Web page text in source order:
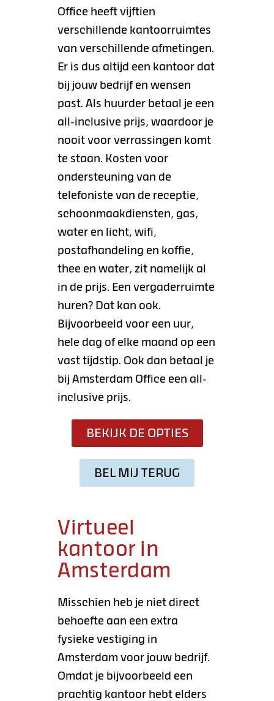
Office heeft vijftien
verschillende kantoorruimtes
van verschillende afmetingen.
Er is dus altijd een kantoor dat
bij jouw bedrijf en wensen
past. Als huurder betaal je een
all-inclusive prijs, waardoor je
nooit voor verrassingen komt
te staan. Kosten voor
ondersteuning van de
telefoniste van de receptie,
schoonmaakdiensten, gas,
water en licht, wifi,
postafhandeling en koffie,
thee en water, zit namelijk al
in de prijs. Een vergaderruimte
huren? Dat kan ook.
Bijvoorbeeld voor een uur,
hele dag of elke maand op een
vast tijdstip. Ook dan betaal je
bij Amsterdam Office een all-
inclusive prijs.
BEKIJK DE OPTIES
BEL MIJ TERUG
Virtueel
kantoor in
Amsterdam
Misschien heb je niet direct
behoefte aan een extra
fysieke vestiging in
Amsterdam voor jouw bedrijf.
Omdat je bijvoorbeeld een
prachtig kantoor hebt elders